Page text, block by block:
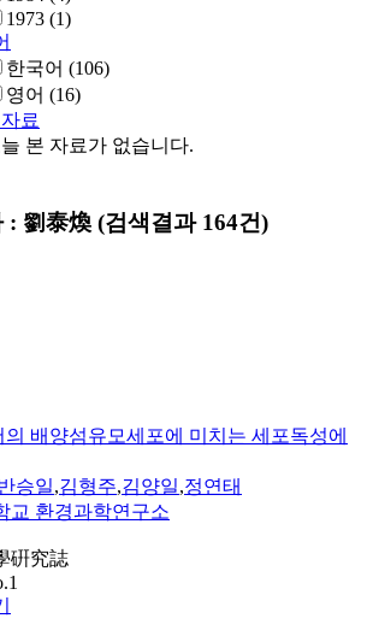
1973 (1)
한국어 (106)
영어 (16)
료
본 자료가 없습니다.
: 劉泰煥 (검색결과 164건)
배양섬유모세포에 미치는 세포독성에
승일,김형주,김양일,정연태
교 환경과학연구소
硏究誌